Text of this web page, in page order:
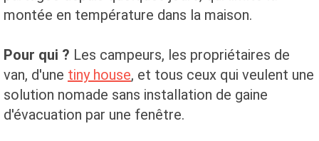
montée en température dans la maison.
Pour qui ? Les campeurs, les propriétaires de
van, d'une tiny house, et tous ceux qui veulent une
solution nomade sans installation de gaine
d'évacuation par une fenêtre.